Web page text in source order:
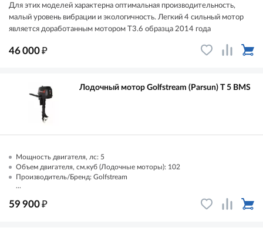
Для этих моделей характерна оптимальная производительность,
малый уровень вибрации и экологичность. Легкий 4 сильный мотор
является доработанным мотором T3.6 образца 2014 года
46 000₽
Лодочный мотор Golfstream (Parsun) T 5 ВМS
Мощность двигателя, лс: 5
Объем двигателя, см.куб (Лодочные моторы): 102
Производитель/Бренд: Golfstream
...
59 900₽